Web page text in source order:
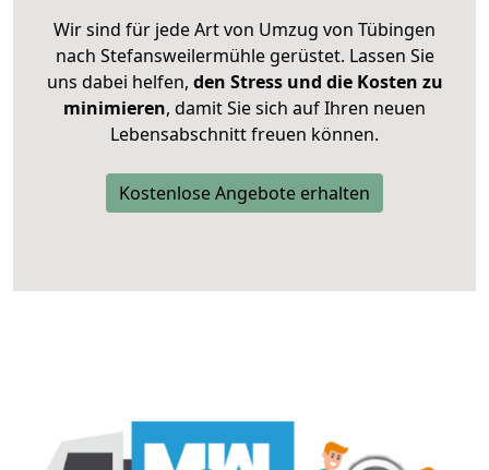
Wir sind für jede Art von Umzug von Tübingen
nach Stefansweilermühle gerüstet. Lassen Sie
uns dabei helfen, den Stress und die Kosten zu
minimieren, damit Sie sich auf Ihren neuen
Lebensabschnitt freuen können.
Kostenlose Angebote erhalten